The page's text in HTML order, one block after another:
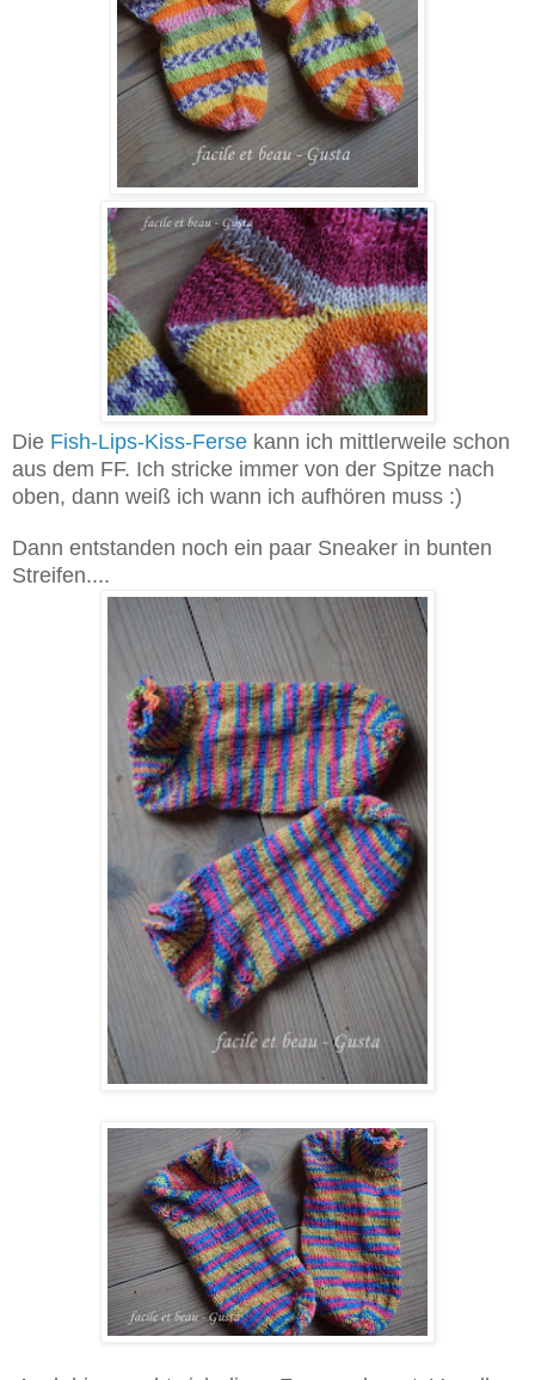
Die Fish-Lips-Kiss-Ferse kann ich mittlerweile schon
aus dem FF. Ich stricke immer von der Spitze nach
oben, dann weiß ich wann ich aufhören muss :)
Dann entstanden noch ein paar Sneaker in bunten
Streifen....